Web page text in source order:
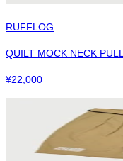
RUFFLOG
QUILT MOCK NECK
¥22,000